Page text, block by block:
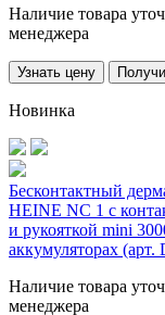
Наличие товара
менеджера
Узнать цену
Новинка
Бесконтактный
HEINE NC 1 с
и рукояткой mini
аккумуляторах (арт.
Наличие товара
менеджера